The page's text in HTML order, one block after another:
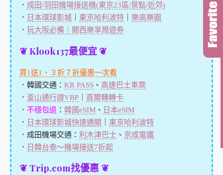
． 成田/羽田機場接送機(東京23區/景點/近郊)
． 日本環球影城｜ 東京哈利波特｜ 樂高樂園
． 玩大阪必備｜關西樂享周遊券
❦ Klook137最便宜 ❦
買1送1、３折７折優惠一次看
．韓國交通： KR PASS、 高速巴士車票
． 釜山通行證VBP｜ 首爾轉轉卡
． 不穩包退 ： 韓國eSIM、 日本eSIM
． 日本環球影城快速通關
東京哈利波特
．成田機場交通： 利木津巴士、 京成電鐵
． 日韓台泰～機場接送7折起
❦ Trip.com找優惠 ❦